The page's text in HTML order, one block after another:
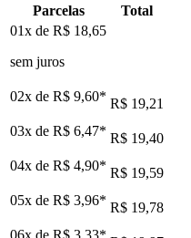
Parcelas
Total
01x de R$ 18,65
sem juros
02x de R$ 9,60* R$ 19,21
03x de R$ 6,47* R$ 19,40
04x de R$ 4,90* R$ 19,59
05x de R$ 3,96* R$ 19,78
06x de R$ 3,33*